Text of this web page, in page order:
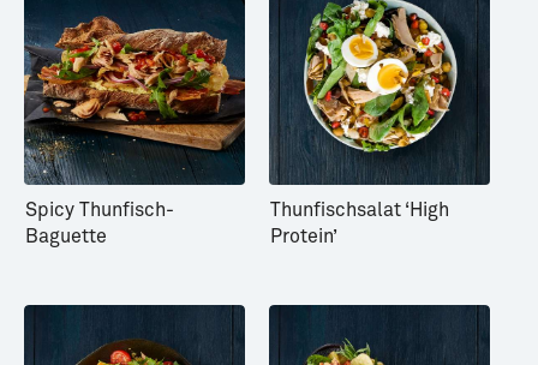
Spicy Thunfisch-
Baguette
Thunfischsalat ‘High
Protein’